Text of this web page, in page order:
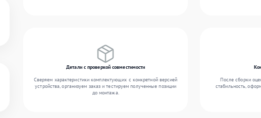
Детали с проверкой совместимости
Сверяем характеристики комплектующих с конкретной версией
устройства, организуем заказ и тестируем полученные позиции
до монтажа.
После сборки
стабильность,